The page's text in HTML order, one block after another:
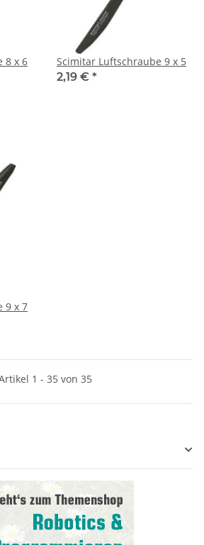
8 x 6
Scimitar Luftschraube 9 x 5
2,19 € *
9 x 7
1 - 35 von 35